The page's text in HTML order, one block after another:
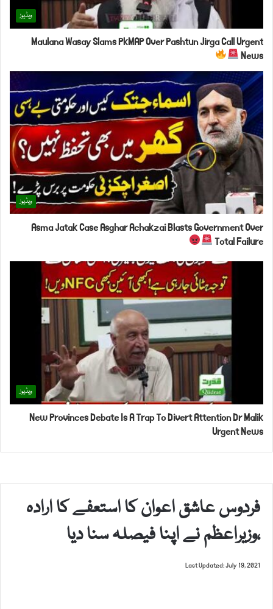
ویڈیوز
Maulana Wasay Slams PkMAP Over Pashtun Jirga Call Urgent
News
ویڈیوز
Asma Jatak Case Asghar Achakzai Blasts Government Over
Total Failure
ویڈیوز
New Provinces Debate Is A Trap To Divert Attention Dr Malik
Urgent News